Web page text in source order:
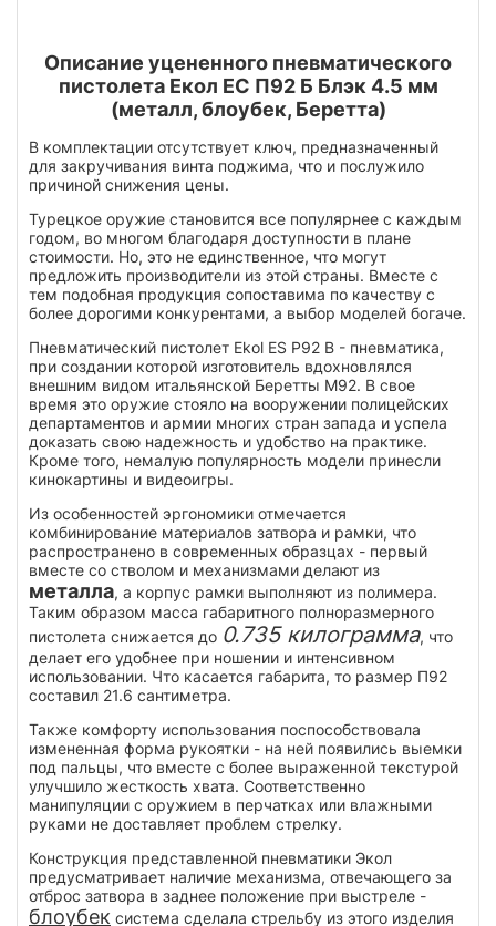
Описание уцененного пневматического
пистолета Екол ЕС П92 Б Блэк 4.5 мм
(металл, блоубек, Беретта)
В комплектации отсутствует ключ, предназначенный
для закручивания винта поджима, что и послужило
причиной снижения цены.
Турецкое оружие становится все популярнее с каждым
годом, во многом благодаря доступности в плане
стоимости. Но, это не единственное, что могут
предложить производители из этой страны. Вместе с
тем подобная продукция сопоставима по качеству с
более дорогими конкурентами, а выбор моделей богаче.
Пневматический пистолет Ekol ES P92 B - пневматика,
при создании которой изготовитель вдохновлялся
внешним видом итальянской Беретты М92. В свое
время это оружие стояло на вооружении полицейских
департаментов и армии многих стран запада и успела
доказать свою надежность и удобство на практике.
Кроме того, немалую популярность модели принесли
кинокартины и видеоигры.
Из особенностей эргономики отмечается
комбинирование материалов затвора и рамки, что
распространено в современных образцах - первый
вместе со стволом и механизмами делают из
металла, а корпус рамки выполняют из полимера.
Таким образом масса габаритного полноразмерного
пистолета снижается до 0.735 килограмма, что
делает его удобнее при ношении и интенсивном
использовании. Что касается габарита, то размер П92
составил 21.6 сантиметра.
Также комфорту использования поспособствовала
измененная форма рукоятки - на ней появились выемки
под пальцы, что вместе с более выраженной текстурой
улучшило жесткость хвата. Соответственно
манипуляции с оружием в перчатках или влажными
руками не доставляет проблем стрелку.
Конструкция представленной пневматики Экол
предусматривает наличие механизма, отвечающего за
отброс затвора в заднее положение при выстреле -
блоубек система сделала стрельбу из этого изделия